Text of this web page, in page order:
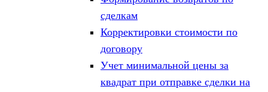
сделкам
Корректировки стоимости по
договору
Учет минимальной цены за
квадрат при отправке сделки на